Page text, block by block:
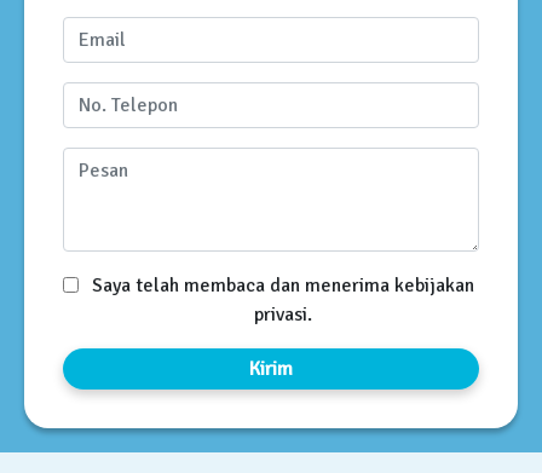
Saya telah membaca dan menerima kebijakan
privasi.
Kirim